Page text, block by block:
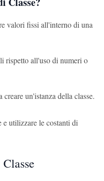
valori fissi all'interno di una
rispetto all'uso di numeri o
creare un'istanza della classe.
e utilizzare le costanti di